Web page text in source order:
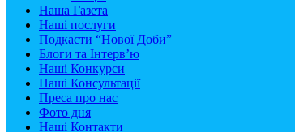
Наша Газета
Наші послуги
Подкасти “Нової Доби”
Блоги та Інтерв’ю
Наші Конкурси
Наші Консультації
Преса про нас
Фото дня
Наші Контакти